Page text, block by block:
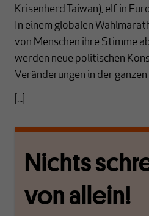
Krisenherd Taiwan), elf in
In einem globalen
von Menschen ihre Stimme
werden neue politischen
Veränderungen in der
[...]
Nichts
von allein!